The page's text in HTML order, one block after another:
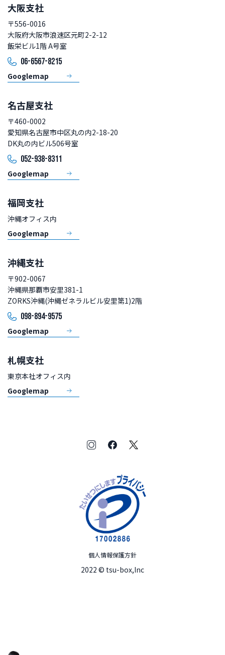
大阪支社
〒556-0016
大阪府大阪市浪速区元町2-2-12
飯栄ビル1階 A号室
06-6567-8215
Googlemap
名古屋支社
〒460-0002
愛知県名古屋市中区丸の内2-18-20
DK丸の内ビル506号室
052-938-8311
Googlemap
福岡支社
沖縄オフィス内
Googlemap
沖縄支社
〒902-0067
沖縄県那覇市安里381-1
ZORKS沖縄(沖縄ゼネラルビル安里第1)2階
098-894-9575
Googlemap
札幌支社
東京本社オフィス内
Googlemap
個人情報保護方針
2022 © tsu-box,Inc